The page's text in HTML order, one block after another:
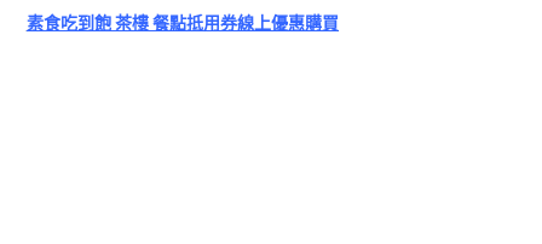
素食吃到飽 茶樓 餐點抵用券線上優惠購買